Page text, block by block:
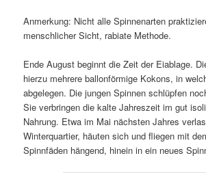
Anmerkung: Nicht alle Spinnenarten
menschlicher Sicht, rabiate Methode.
Ende August beginnt die Zeit der Eiablage.
hierzu mehrere ballonförmige Kokons, in
abgelegen. Die jungen Spinnen schlüpfen
Sie verbringen die kalte Jahreszeit im gut
Nahrung. Etwa im Mai nächsten Jahres
Winterquartier, häuten sich und fliegen mit
Spinnfäden hängend, hinein in ein neues